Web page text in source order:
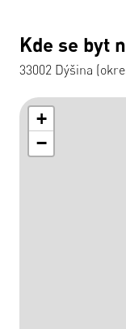
Kde se byt
33002 Dýšina
+
−